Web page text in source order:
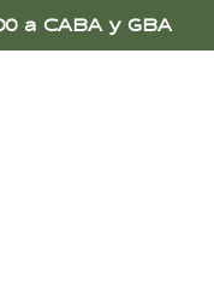
a CABA y GBA